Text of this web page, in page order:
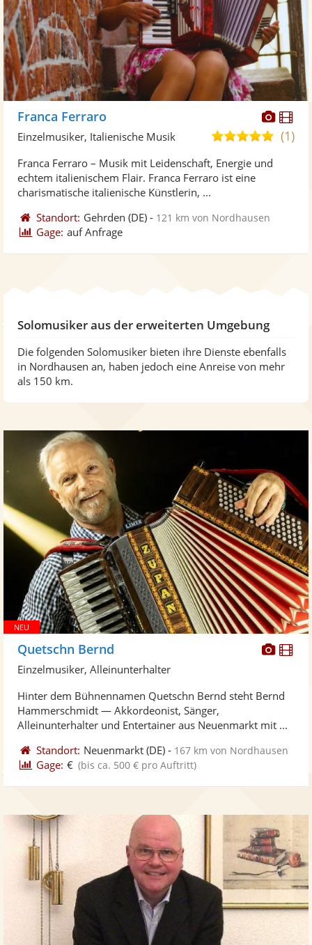
Franca Ferraro
5,0(1)
Einzelmusiker, Italienische Musik
Franca Ferraro – Musik mit Leidenschaft, Energie und
echtem italienischem Flair. Franca Ferraro ist eine
charismatische italienische Künstlerin, ...
Standort: Gehrden (DE) - 121 km von Nordhausen
Gage: auf Anfrage
Solomusiker aus der erweiterten Umgebung
Die folgenden Solomusiker bieten ihre Dienste ebenfalls
in Nordhausen an, haben jedoch eine Anreise von mehr
als 150 km.
Fotos
Quetschn Bernd
Einzelmusiker, Alleinunterhalter
Hinter dem Bühnennamen Quetschn Bernd steht Bernd
Hammerschmidt — Akkordeonist, Sänger,
Alleinunterhalter und Entertainer aus Neuenmarkt mit ...
Standort: Neuenmarkt (DE) - 167 km von Nordhausen
Gage: € (bis ca. 500 € pro Auftritt)